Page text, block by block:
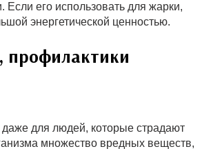
его использовать для жарки,
энергетической ценностью.
профилактики
для людей, которые страдают
множество вредных веществ,